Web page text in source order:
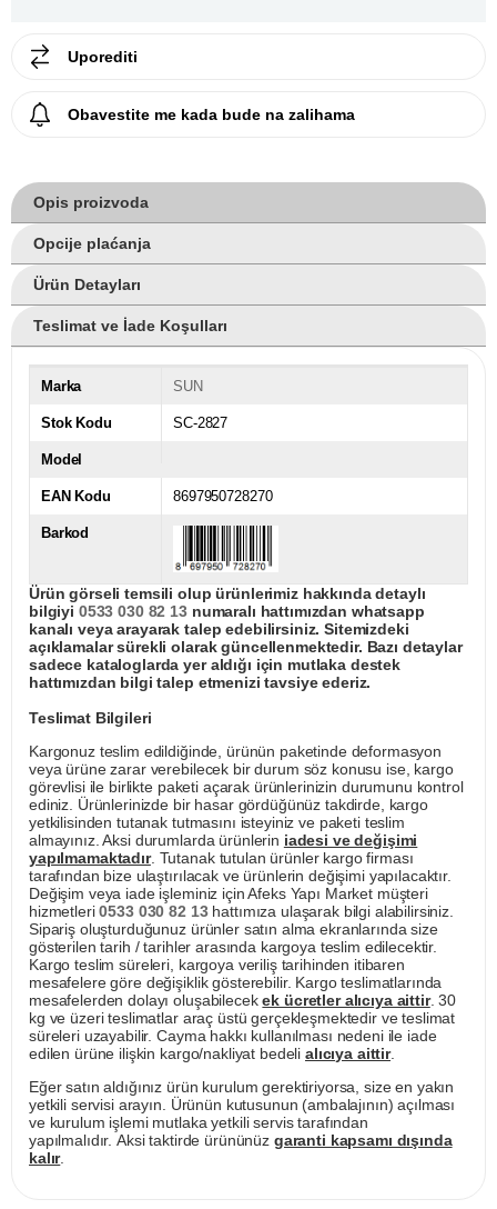
Uporediti
Obavestite me kada bude na zalihama
Opis proizvoda
Opcije plaćanja
Ürün Detayları
Teslimat ve İade Koşulları
Marka SUN
Stok Kodu SC-2827
Model
EAN Kodu 8697950728270
Barkod
Ürün görseli temsili olup ürünlerimiz hakkında detaylı
bilgiyi 0533 030 82 13numaralı hattımızdan whatsapp
kanalı veya arayarak talep edebilirsiniz. Sitemizdeki
açıklamalar sürekli olarak güncellenmektedir. Bazı detaylar
sadece kataloglarda yer aldığı için mutlaka destek
hattımızdan bilgi talep etmenizi tavsiye ederiz.
Teslimat Bilgileri
Kargonuz teslim edildiğinde, ürünün paketinde deformasyon
veya ürüne zarar verebilecek bir durum söz konusu ise, kargo
görevlisi ile birlikte paketi açarak ürünlerinizin durumunu kontrol
ediniz. Ürünlerinizde bir hasar gördüğünüz takdirde, kargo
yetkilisinden tutanak tutmasını isteyiniz ve paketi teslim
almayınız. Aksi durumlarda ürünlerin iadesi ve değişimi
yapılmamaktadır. Tutanak tutulan ürünler kargo firması
tarafından bize ulaştırılacak ve ürünlerin değişimi yapılacaktır.
Değişim veya iade işleminiz için Afeks Yapı Market müşteri
hizmetleri0533 030 82 13hattımıza ulaşarak bilgi alabilirsiniz.
Sipariş oluşturduğunuz ürünler satın alma ekranlarında size
gösterilen tarih / tarihler arasında kargoya teslim edilecektir.
Kargo teslim süreleri, kargoya veriliş tarihinden itibaren
mesafelere göre değişiklik gösterebilir. Kargo teslimatlarında
mesafelerden dolayı oluşabilecekek ücretler alıcıya aittir. 30
kg ve üzeri teslimatlar araç üstü gerçekleşmektedir ve teslimat
süreleri uzayabilir. Cayma hakkı kullanılması nedeni ile iade
edilen ürüne ilişkin kargo/nakliyat bedeli alıcıya aittir.
Eğer satın aldığınız ürün kurulum gerektiriyorsa, size en yakın
yetkili servisi arayın. Ürünün kutusunun (ambalajının) açılması
ve kurulum işlemi mutlaka yetkili servis tarafından
yapılmalıdır. Aksi taktirde ürününüz garanti kapsamı dışında
kalır.